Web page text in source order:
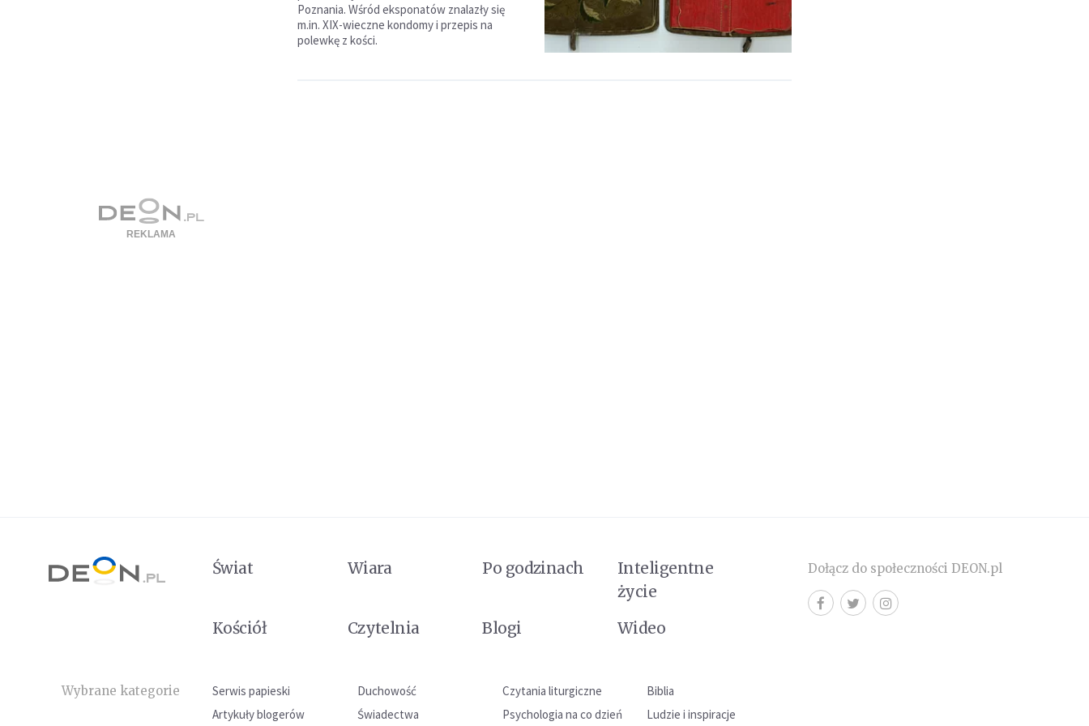
Poznania. Wśród eksponatów znalazły się
m.in. XIX-wieczne kondomy i przepis na
polewkę z kości.
Świat Wiara Po godzinach
Inteligentne
życie
Kościół
Czytelnia Blogi Wideo
Wybrane kategorie Serwis papieski Duchowość Czytania liturgiczne
Biblia
Artykuły blogerów
Świadectwa Psychologia na co dzień Ludzie i inspiracje
Dołącz do społeczności DEON.pl